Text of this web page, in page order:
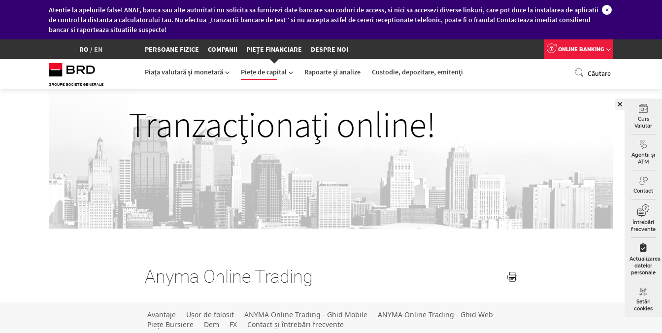
Atentie la apelurile false! ANAF, banca sau alte autoritati nu solicita sa furnizezi date bancare sau coduri de access, si nici sa accesezi diverse linkuri, care pot duce la instalarea de aplicatii
de control la distanta a calculatorului tau. Nu efectua „tranzactii bancare de test” si nu accepta astfel de cereri receptionate telefonic, poate fi o frauda! Contacteaza imediat consilierul
bancar si raporteaza situatiile suspecte!
×
RO / EN PERSOANE FIZICE COMPANII PIEȚE FINANCIARE DESPRE NOI ONLINE BANKING
Piaţa valutară şi monetară Piețe de capital Rapoarte şi analize Custodie, depozitare, emitenţi Căutare
Curs
Valutar
Agenții și
ATM
Contact
Întrebări
frecvente
Actualizarea
datelor
personale
Setări
cookies
Tranzacţionaţi online!
Anyma Online Trading
Avantaje Uşor de folosit ANYMA Online Trading - Ghid Mobile
ANYMA Online Trading - Ghid Web
Pieţe Bursiere
Dem FX Contact şi întrebări frecvente